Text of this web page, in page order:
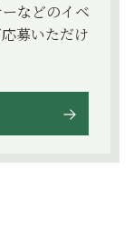
などのイベ
募いただけ